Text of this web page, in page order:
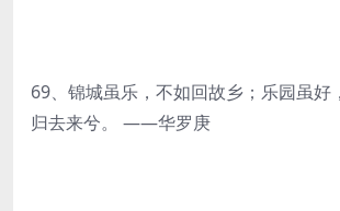
69、锦城虽乐，不如回故乡；乐园虽好
归去来兮。 ——华罗庚